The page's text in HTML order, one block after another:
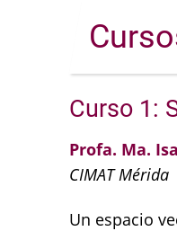
Curso 1:
Profa. Ma.
CIMAT Mérida
Un espacio